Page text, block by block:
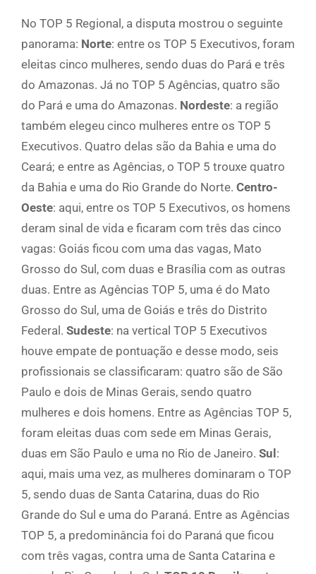
No TOP 5 Regional, a disputa mostrou o seguinte
panorama: Norte: entre os TOP 5 Executivos, foram
eleitas cinco mulheres, sendo duas do Pará e três
do Amazonas. Já no TOP 5 Agências, quatro são
do Pará e uma do Amazonas. Nordeste: a região
também elegeu cinco mulheres entre os TOP 5
Executivos. Quatro delas são da Bahia e uma do
Ceará; e entre as Agências, o TOP 5 trouxe quatro
da Bahia e uma do Rio Grande do Norte. Centro-
Oeste: aqui, entre os TOP 5 Executivos, os homens
deram sinal de vida e ficaram com três das cinco
vagas: Goiás ficou com uma das vagas, Mato
Grosso do Sul, com duas e Brasília com as outras
duas. Entre as Agências TOP 5, uma é do Mato
Grosso do Sul, uma de Goiás e três do Distrito
Federal. Sudeste: na vertical TOP 5 Executivos
houve empate de pontuação e desse modo, seis
profissionais se classificaram: quatro são de São
Paulo e dois de Minas Gerais, sendo quatro
mulheres e dois homens. Entre as Agências TOP 5,
foram eleitas duas com sede em Minas Gerais,
duas em São Paulo e uma no Rio de Janeiro. Sul :
aqui, mais uma vez, as mulheres dominaram o TOP
5, sendo duas de Santa Catarina, duas do Rio
Grande do Sul e uma do Paraná. Entre as Agências
TOP 5, a predominância foi do Paraná que ficou
com três vagas, contra uma de Santa Catarina e